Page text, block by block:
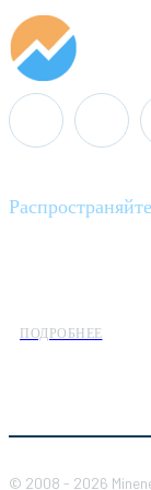
ПОДРОБНЕЕ
© 2008 - 2026